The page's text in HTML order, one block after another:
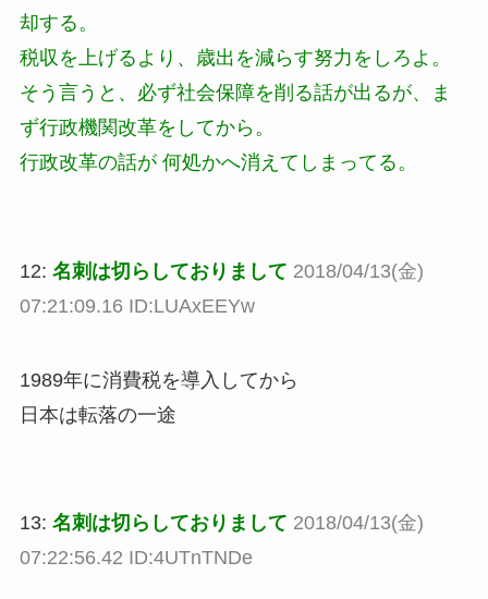
却する。
税収を上げるより、歳出を減らす努力をしろよ。
そう言うと、必ず社会保障を削る話が出るが、ま
ず行政機関改革をしてから。
行政改革の話が 何処かへ消えてしまってる。
12: 名刺は切らしておりまして 2018/04/13(金)
07:21:09.16 ID:LUAxEEYw
1989年に消費税を導入してから
日本は転落の一途
13: 名刺は切らしておりまして 2018/04/13(金)
07:22:56.42 ID:4UTnTNDe